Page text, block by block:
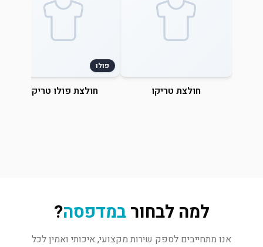
חולצת טריקו
פולו
חולצת פולו טריקו
למה לבחורבמדפסה?
אנו מתחייבים לספק שירות מקצועי, איכותי ואמין לכל